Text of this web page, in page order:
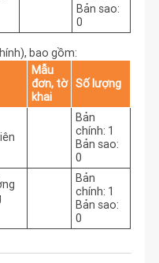
Bản sao:
0
bao gồm:
Mẫu
đơn, tờ
khai
Số lượng
Bản
chính: 1
Bản sao:
0
Bản
chính: 1
Bản sao:
0